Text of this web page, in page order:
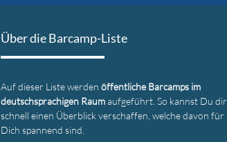
Über die Barcamp-Liste
Auf dieser Liste werden öffentliche Barcamps im
deutschsprachigen Raumaufgeführt. So kannst Du dir
schnell einen Überblick verschaffen, welche davon für
Dich spannend sind.